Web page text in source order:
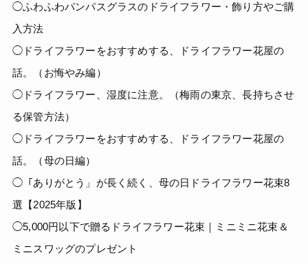
◯ふわふわパンパスグラスのドライフラワー・飾り方やご購
入方法
◯ドライフラワーをおすすめする、ドライフラワー花屋の
話。（お悔やみ編）
◯ドライフラワー、湿度に注意。（梅雨の東京、長持ちさせ
る保管方法）
◯ドライフラワーをおすすめする、ドライフラワー花屋の
話。（母の日編）
◯「ありがとう」が長く続く、母の日ドライフラワー花束8
選【2025年版】
◯5,000円以下で贈るドライフラワー花束｜ミニミニ花束＆
ミニスワッグのプレゼント